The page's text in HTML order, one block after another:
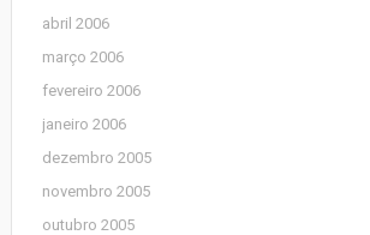
abril 2006
março 2006
fevereiro 2006
janeiro 2006
dezembro 2005
novembro 2005
outubro 2005